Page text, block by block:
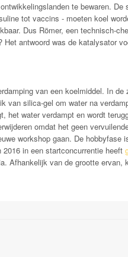
te bewaren. De
tot vaccins - moeten koel
Dus Römer, een technisch-
antwoord was de katalysator
van een koelmiddel. In de
van silica-gel om water na
het water verdampt en wordt
omdat het geen
workshop gaan. De hobbyfase
in een startconcurrentie heeft
Afhankelijk van de grootte ervan,